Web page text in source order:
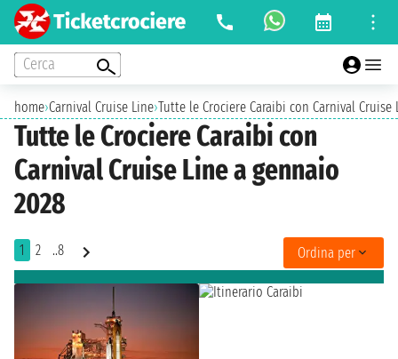
Cerca
home›Carnival Cruise Line›Tutte le Crociere Caraibi con Carnival Cruise
Tutte le Crociere Caraibi con
Carnival Cruise Line a gennaio
2028
1 2 ..8 Ordina per